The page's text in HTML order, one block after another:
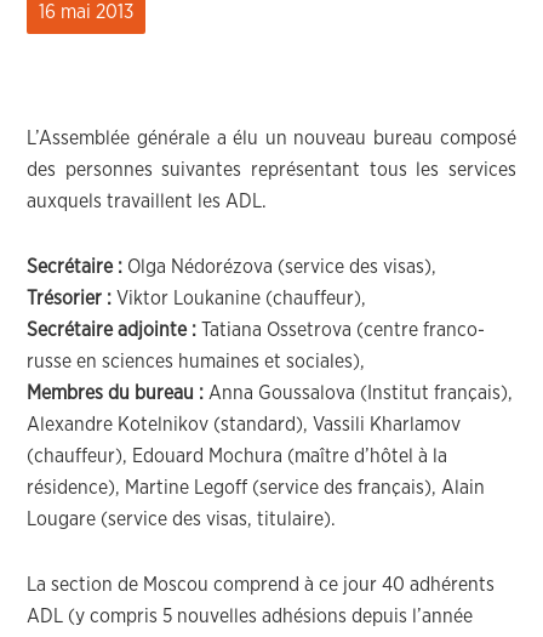
16 mai 2013
L’Assemblée générale a élu un nouveau bureau composé
des personnes suivantes représentant tous les services
auxquels travaillent les ADL.
Secrétaire : Olga Nédorézova (service des visas),
Trésorier : Viktor Loukanine (chauffeur),
Secrétaire adjointe : Tatiana Ossetrova (centre franco-
russe en sciences humaines et sociales),
Membres du bureau : Anna Goussalova (Institut français),
Alexandre Kotelnikov (standard), Vassili Kharlamov
(chauffeur), Edouard Mochura (maître d’hôtel à la
résidence), Martine Legoff (service des français), Alain
Lougare (service des visas, titulaire).
La section de Moscou comprend à ce jour 40 adhérents
ADL (y compris 5 nouvelles adhésions depuis l’année